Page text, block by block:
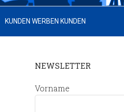
KUNDEN WERBEN KUNDEN
NEWSLETTER
Vorname